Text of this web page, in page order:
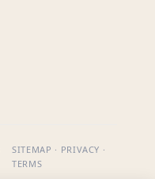
SITEMAP · PRIVACY ·
TERMS